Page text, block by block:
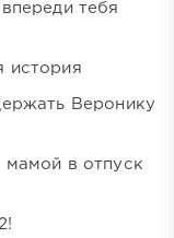
тебя
история
Веронику
мамой в отпуск